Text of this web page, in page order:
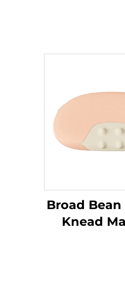
Broad Bean
Knead